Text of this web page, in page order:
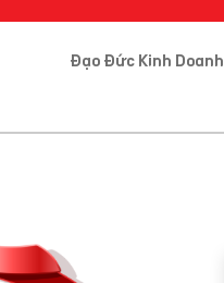
Đạo Đức Kinh Doanh